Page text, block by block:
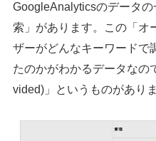
GoogleAnalyticsのデータ
索」があります。この「オ
ザーがどんなキーワードで
たのかがわかるデータなの
vided)」というものがありま